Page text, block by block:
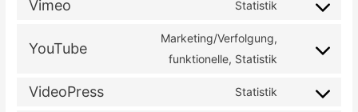
google-
Vimeo Statistik
Consent
service
YouTube
Marketing/Verfolgung,
funktionelle, Statistik
Consent
service
VideoPress Statistik
Consent